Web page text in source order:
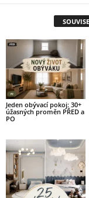
Jeden obývací pokoj: 30+
úžasných proměn PŘED a
PO